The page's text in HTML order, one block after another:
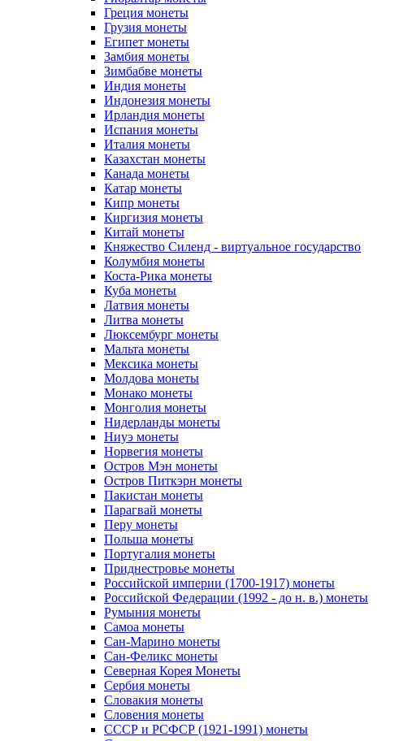
Греция монеты
Грузия монеты
Египет монеты
Замбия монеты
Зимбабве монеты
Индия монеты
Индонезия монеты
Ирландия монеты
Испания монеты
Италия монеты
Казахстан монеты
Канада монеты
Катар монеты
Кипр монеты
Киргизия монеты
Китай монеты
Княжество Силенд - виртуальное государство
Колумбия монеты
Коста-Рика монеты
Куба монеты
Латвия монеты
Литва монеты
Люксембург монеты
Мальта монеты
Мексика монеты
Молдова монеты
Монако монеты
Монголия монеты
Нидерланды монеты
Ниуэ монеты
Норвегия монеты
Остров Мэн монеты
Остров Питкэрн монеты
Пакистан монеты
Парагвай монеты
Перу монеты
Польша монеты
Португалия монеты
Приднестровье монеты
Российской империи (1700-1917) монеты
Российской Федерации (1992 - до н. в.) монеты
Румыния монеты
Самоа монеты
Сан-Марино монеты
Сан-Феликс монеты
Северная Корея Монеты
Сербия монеты
Словакия монеты
Словения монеты
СССР и РСФСР (1921-1991) монеты